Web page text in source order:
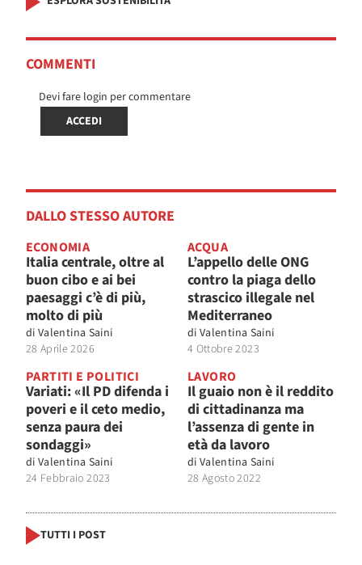
COMMENTI
Devi fare login per commentare
ACCEDI
DALLO STESSO AUTORE
ECONOMIA
Italia centrale, oltre al
buon cibo e ai bei
paesaggi c’è di più,
molto di più
di Valentina Saini
28 Aprile 2026
ACQUA
L’appello delle ONG
contro la piaga dello
strascico illegale nel
Mediterraneo
di Valentina Saini
4 Ottobre 2023
PARTITI E POLITICI
Variati: «Il PD difenda i
poveri e il ceto medio,
senza paura dei
sondaggi»
di Valentina Saini
24 Febbraio 2023
LAVORO
Il guaio non è il reddito
di cittadinanza ma
l’assenza di gente in
età da lavoro
di Valentina Saini
28 Agosto 2022
TUTTI I POST